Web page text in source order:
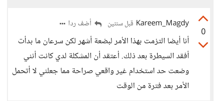
0
Kareem_Magdy قبل سنتين أضف ردا
أنا أيضا التزمت بهذا الأمر لبضعة أشهر لكن سرعان ما بدأت
أفقد السيطرة بعد ذلك. أعتقد أن المشكلة لدي كانت أنني
وضعت حد استخدام غير واقعي صراحة مما جعلني لا أتحمل
الأمر بعد فترة من الوقت